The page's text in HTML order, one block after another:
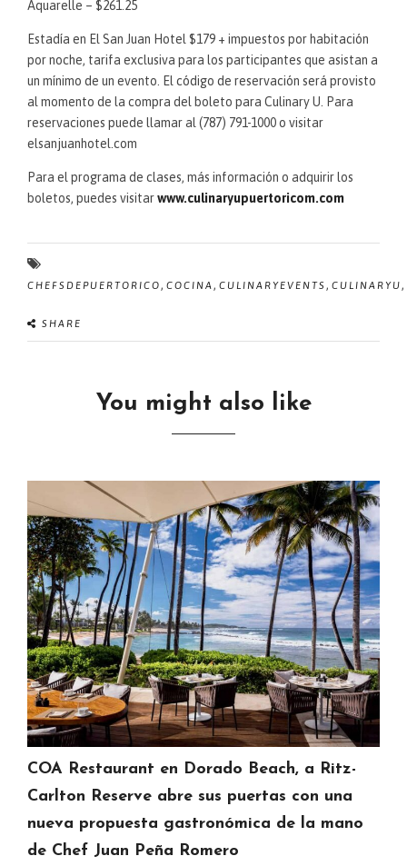
Aquarelle – $261.25
Estadía en El San Juan Hotel $179 + impuestos por habitación
por noche, tarifa exclusiva para los participantes que asistan a
un mínimo de un evento. El código de reservación será provisto
al momento de la compra del boleto para Culinary U. Para
reservaciones puede llamar al (787) 791-1000 o visitar
elsanjuanhotel.com
Para el programa de clases, más información o adquirir los
boletos, puedes visitarwww.culinaryupuertoricom.com
CHEFSDEPUERTORICO , COCINA , CULINARYEVENTS , CULINARYU ,
SHARE
You might also like
COA Restaurant en Dorado Beach, a Ritz-
Carlton Reserve abre sus puertas con una
nueva propuesta gastronómica de la mano
de Chef Juan Peña Romero